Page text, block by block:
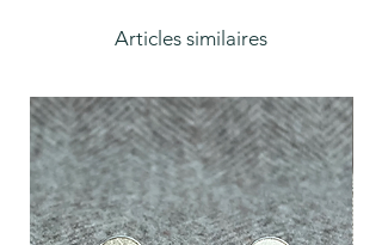
Articles similaires